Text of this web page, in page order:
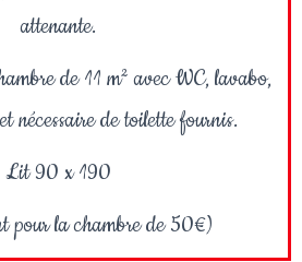
attenante.
de 11 m² avec WC, lavabo,
nécessaire de toilette fournis.
Lit 90 x 190
pour la chambre de 50€)